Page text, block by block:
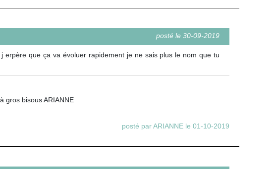
posté le 30-09-2019
erpère que ça va évoluer rapidement je ne sais plus le nom que tu
gros bisous ARIANNE
posté par ARIANNE le 01-10-2019